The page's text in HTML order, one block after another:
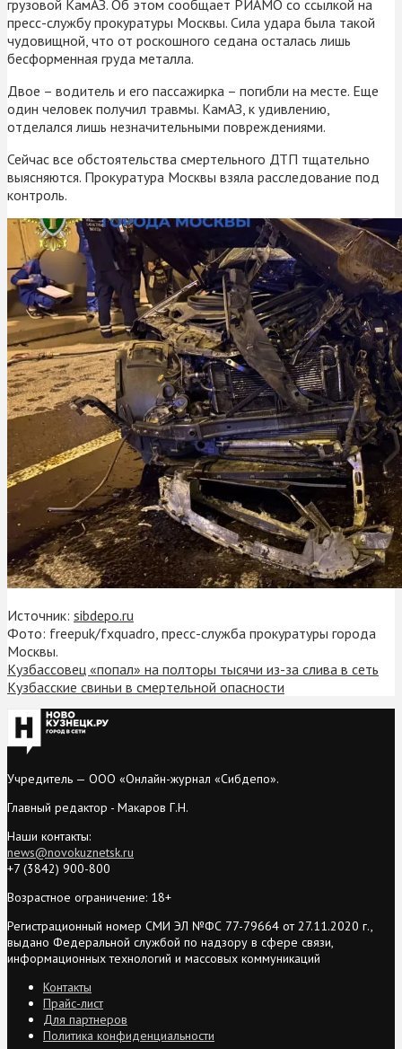
грузовой КамАЗ. Об этом сообщает РИАМО со ссылкой на
пресс-службу прокуратуры Москвы. Сила удара была такой
чудовищной, что от роскошного седана осталась лишь
бесформенная груда металла.
Двое – водитель и его пассажирка – погибли на месте. Еще
один человек получил травмы. КамАЗ, к удивлению,
отделался лишь незначительными повреждениями.
Сейчас все обстоятельства смертельного ДТП тщательно
выясняются. Прокуратура Москвы взяла расследование под
контроль.
Источник: sibdepo.ru
Фото: freepuk/fxquadro, пресс-служба прокуратуры города
Москвы.
Кузбассовец «попал» на полторы тысячи из-за слива в сеть
Кузбасские свиньи в смертельной опасности
Учредитель — ООО «Онлайн-журнал «Сибдепо».
Главный редактор - Макаров Г.Н.
Наши контакты:
news@novokuznetsk.ru
+7 (3842) 900-800
Возрастное ограничение: 18+
Регистрационный номер СМИ ЭЛ №ФС 77-79664 от 27.11.2020 г.,
выдано Федеральной службой по надзору в сфере связи,
информационных технологий и массовых коммуникаций
Контакты
Прайс-лист
Для партнеров
Политика конфиденциальности